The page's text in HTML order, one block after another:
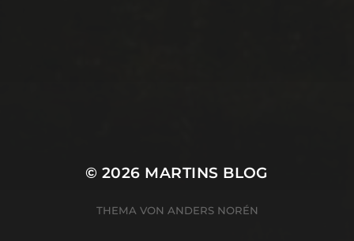
© 2026 MARTINS BLOG
THEMA VON ANDERS NORÉN